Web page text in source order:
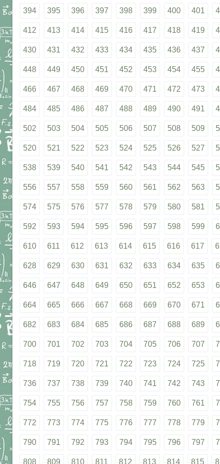
394 395 396 397 398 399 400 401
412 413 414 415 416 417 418 419
430 431 432 433 434 435 436 437
448 449 450 451 452 453 454 455
466 467 468 469 470 471 472 473
484 485 486 487 488 489 490 491
502 503 504 505 506 507 508 509
520 521 522 523 524 525 526 527
538 539 540 541 542 543 544 545
556 557 558 559 560 561 562 563
574 575 576 577 578 579 580 581
592 593 594 595 596 597 598 599
610 611 612 613 614 615 616 617
628 629 630 631 632 633 634 635
646 647 648 649 650 651 652 653
664 665 666 667 668 669 670 671
682 683 684 685 686 687 688 689
700 701 702 703 704 705 706 707
718 719 720 721 722 723 724 725
736 737 738 739 740 741 742 743
754 755 756 757 758 759 760 761
772 773 774 775 776 777 778 779
790 791 792 793 794 795 796 797
808 809 810 811 812 813 814 815